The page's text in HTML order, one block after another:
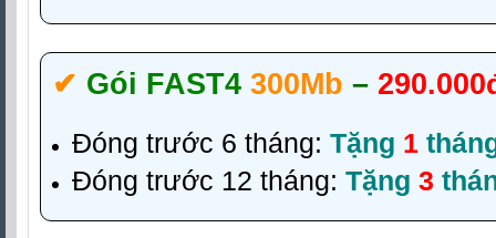
✔‎ Gói FAST4 300Mb –
Đóng trước 6 tháng: Tặng 1
Đóng trước 12 tháng: Tặng 3